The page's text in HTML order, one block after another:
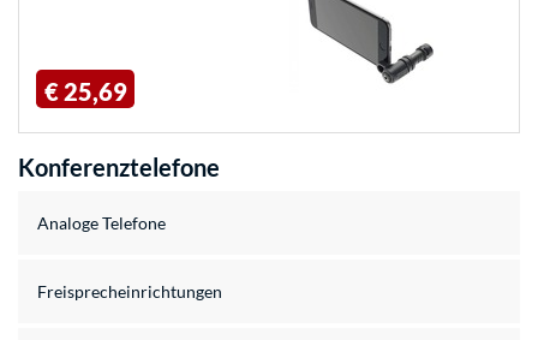
€ 25,69
Konferenztelefone
Analoge Telefone
Freisprecheinrichtungen